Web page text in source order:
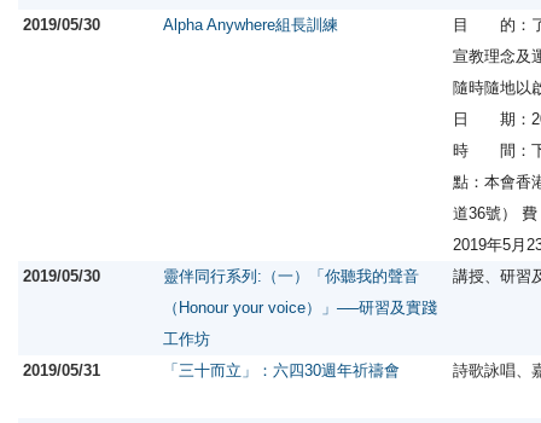
2019/05/30 Alpha Anywhere組長訓練
目 的：了
宣教理念及
隨時隨地以
日 期：
時 間：
點：本會香
道36號）
2019年5月
2019/05/30
靈伴同行系列:（一）「你聽我的聲音
（Honour your voice）」──研習及實踐
工作坊
講授、研習
2019/05/31 「三十而立」：六四30週年祈禱會 詩歌詠唱、